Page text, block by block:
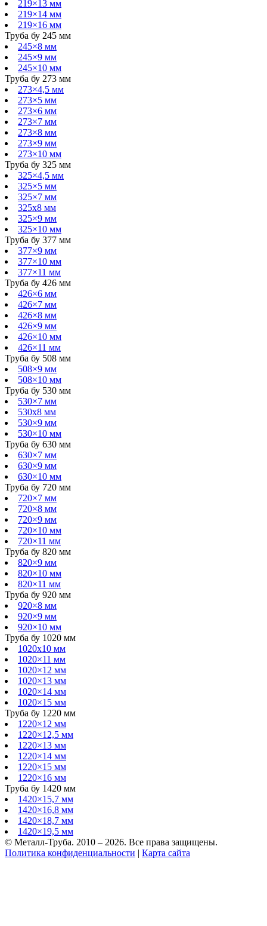
219×13 мм
219×14 мм
219×16 мм
Труба бу 245 мм
245×8 мм
245×9 мм
245×10 мм
Труба бу 273 мм
273×4,5 мм
273×5 мм
273×6 мм
273×7 мм
273×8 мм
273×9 мм
273×10 мм
Труба бу 325 мм
325×4,5 мм
325×5 мм
325×7 мм
325х8 мм
325×9 мм
325×10 мм
Труба бу 377 мм
377×9 мм
377×10 мм
377×11 мм
Труба бу 426 мм
426×6 мм
426×7 мм
426×8 мм
426×9 мм
426×10 мм
426×11 мм
Труба бу 508 мм
508×9 мм
508×10 мм
Труба бу 530 мм
530×7 мм
530х8 мм
530×9 мм
530×10 мм
Труба бу 630 мм
630×7 мм
630×9 мм
630×10 мм
Труба бу 720 мм
720×7 мм
720×8 мм
720×9 мм
720×10 мм
720×11 мм
Труба бу 820 мм
820×9 мм
820×10 мм
820×11 мм
Труба бу 920 мм
920×8 мм
920×9 мм
920×10 мм
Труба бу 1020 мм
1020х10 мм
1020×11 мм
1020×12 мм
1020×13 мм
1020×14 мм
1020×15 мм
Труба бу 1220 мм
1220×12 мм
1220×12,5 мм
1220×13 мм
1220×14 мм
1220×15 мм
1220×16 мм
Труба бу 1420 мм
1420×15,7 мм
1420×16,8 мм
1420×18,7 мм
1420×19,5 мм
© Металл-Труба. 2010 – 2026. Все права защищены.
Политика конфиденциальности | Карта сайта